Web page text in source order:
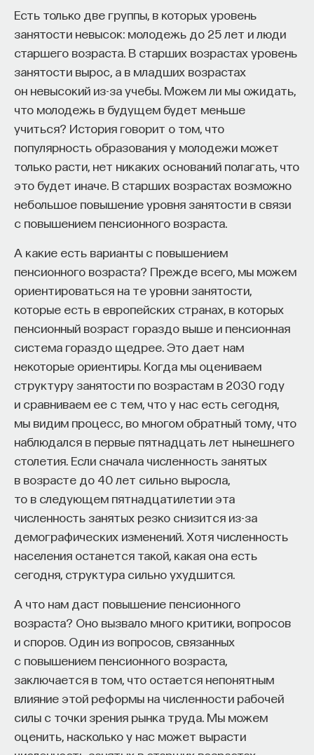
Есть только две группы, в которых уровень
занятости невысок: молодежь до 25 лет и люди
старшего возраста. В старших возрастах уровень
занятости вырос, а в младших возрастах
он невысокий из-за учебы. Можем ли мы ожидать,
что молодежь в будущем будет меньше
учиться? История говорит о том, что
популярность образования у молодежи может
только расти, нет никаких оснований полагать, что
это будет иначе. В старших возрастах возможно
небольшое повышение уровня занятости в связи
с повышением пенсионного возраста.
А какие есть варианты с повышением
пенсионного возраста? Прежде всего, мы можем
ориентироваться на те уровни занятости,
которые есть в европейских странах, в которых
пенсионный возраст гораздо выше и пенсионная
система гораздо щедрее. Это дает нам
некоторые ориентиры. Когда мы оцениваем
структуру занятости по возрастам в 2030 году
и сравниваем ее с тем, что у нас есть сегодня,
мы видим процесс, во многом обратный тому, что
наблюдался в первые пятнадцать лет нынешнего
столетия. Если сначала численность занятых
в возрасте до 40 лет сильно выросла,
то в следующем пятнадцатилетии эта
численность занятых резко снизится из-за
демографических изменений. Хотя численность
населения останется такой, какая она есть
сегодня, структура сильно ухудшится.
А что нам даст повышение пенсионного
возраста? Оно вызвало много критики, вопросов
и споров. Один из вопросов, связанных
с повышением пенсионного возраста,
заключается в том, что остается непонятным
влияние этой реформы на численности рабочей
силы с точки зрения рынка труда. Мы можем
оценить, насколько у нас может вырасти
Что такое партнёрский материал?
Внеси свой вклад в дело
просвещения!
ПОДДЕРЖАТЬ ПОСТНАУКУ
Если говорить о Корее, то одной из основных
причин, позволивших добиться «экономического
чуда» в этой стране, стал фактор трудовой этики.
Я бы поставил его на первое место, что также
справедливо и в отношении Японии.
Развитие Кореи после 1953 года проходило при
очень сильной поддержке США с крупными
вливаниями иностранного капитала в форме
займов (при фактическом запрете прямых
инвестиций до 1980-х годов). Помимо финансовой
поддержки в стране, шло активное
заимствование западных институтов,
в особенности в сфере законодательства
и политического устройства.
В стране была налажена очень тесная связь
между крупным корейским капиталом
(финансово-промышленными группами, так
называемыми чеболями) и государством.
Так же как и в Китае, еще одним фактором,
приведшим к бурному экономическому росту,
стала низкая налоговая нагрузка. Благодаря
этому в стране существует высокая норма
сбережений и накоплений (примерно 35%).
к иностранному капиталу в виде прямых
инвестиций, но полное открытие корейского
активным импортом технологий и знаний.
Происходят большие инвестиции в человеческий
капитал (в Корее очень высокий индекс
человеческого капитала (HDI); в 2013 году
он равнялся 0,89 — это чуть выше, чем в Японии).
Если говорить о политической системе,